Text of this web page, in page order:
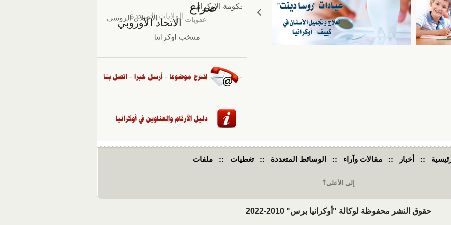
:: أخبار :: مقالات وآراء :: الوسائط المتعددة :: تغطيات :: ملفات
إلى الأعلى
حقوق النشر محفوظة لوكالة "أوكرانيا برس" 2010-2022